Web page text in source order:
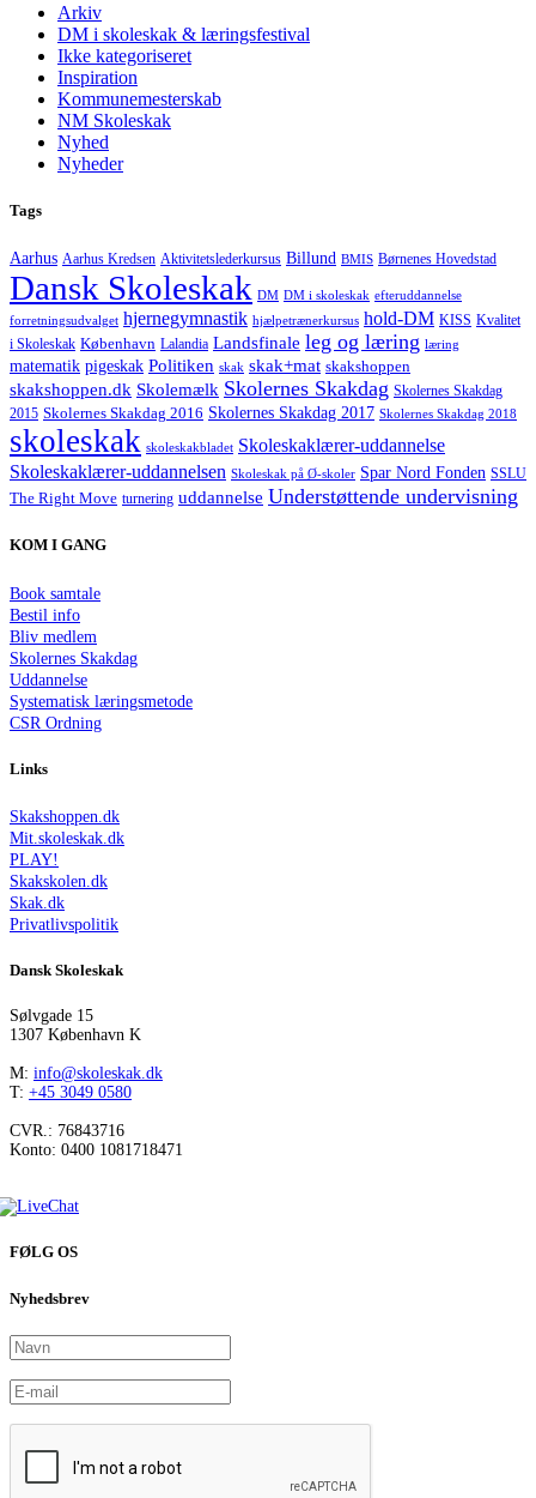
Arkiv
DM i skoleskak & læringsfestival
Ikke kategoriseret
Inspiration
Kommunemesterskab
NM Skoleskak
Nyhed
Nyheder
Tags
Aarhus Aarhus Kredsen Aktivitetslederkursus Billund BMIS Børnenes Hovedstad
Dansk Skoleskak DM DM i skoleskak efteruddannelse
forretningsudvalget hjernegymnastik hjælpetrænerkursus hold-DM KISS Kvalitet
i Skoleskak København Lalandia Landsfinale leg og læring læring
matematik pigeskak Politiken skak skak+mat skakshoppen
skakshoppen.dk Skolemælk Skolernes Skakdag Skolernes Skakdag
2015 Skolernes Skakdag 2016 Skolernes Skakdag 2017 Skolernes Skakdag 2018
skoleskak skoleskakbladet Skoleskaklærer-uddannelse
Skoleskaklærer-uddannelsen Skoleskak på Ø-skoler Spar Nord Fonden SSLU
The Right Move turnering uddannelse Understøttende undervisning
KOM I GANG
Book samtale
Bestil info
Bliv medlem
Skolernes Skakdag
Uddannelse
Systematisk læringsmetode
CSR Ordning
Links
Skakshoppen.dk
Mit.skoleskak.dk
PLAY!
Skakskolen.dk
Skak.dk
Privatlivspolitik
Dansk Skoleskak
Sølvgade 15
1307 København K
M: info@skoleskak.dk
T: +45 3049 0580
CVR.: 76843716
Konto: 0400 1081718471
FØLG OS
Nyhedsbrev